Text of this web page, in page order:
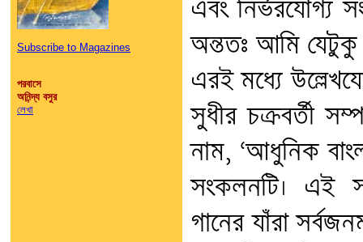
Subscribe to Magazines
পরবাসে
অনিন্দ্য বসুর
লেখা
এবং নির্ভরযোগ্য
অন্ততঃ আমি যেটুকু
এরই মধ্যে
সুধীর চক্রবর্তী
নাম, ‘আধুনিক
সংকলনটি। এই
গানের যাঁরা